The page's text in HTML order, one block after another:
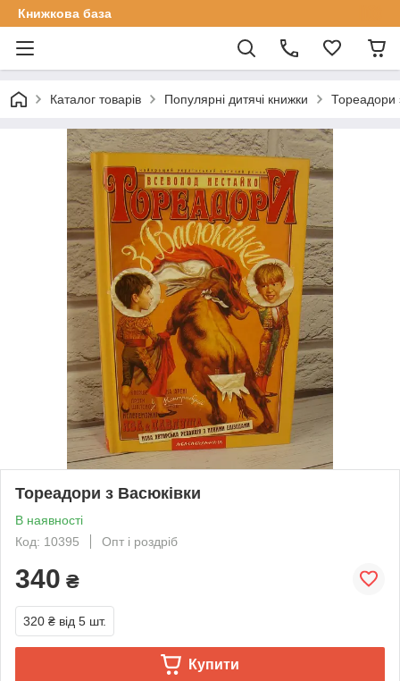
Книжкова база
Каталог товарів Популярні дитячі книжки Тореадори
Тореадори з Васюківки
В наявності
Код: 10395
Опт і роздріб
340 ₴
320 ₴ від 5 шт.
Купити